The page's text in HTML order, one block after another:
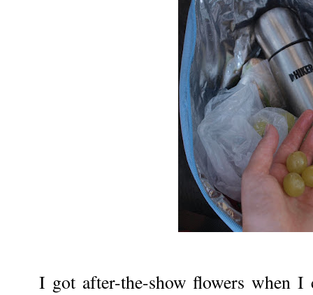
I got after-the-show flowers when I